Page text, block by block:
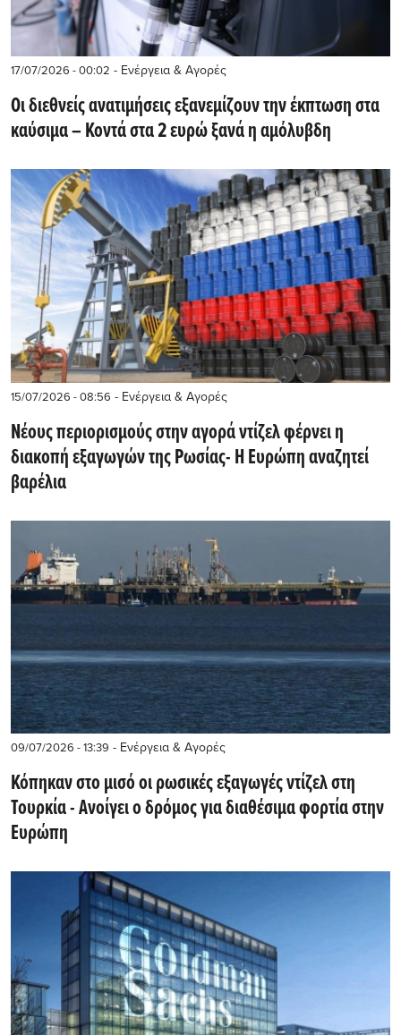
17/07/2026 - 00:02 - Ενέργεια & Αγορές
Οι διεθνείς ανατιμήσεις εξανεμίζουν την έκπτωση στα
καύσιμα – Κοντά στα 2 ευρώ ξανά η αμόλυβδη
15/07/2026 - 08:56 - Ενέργεια & Αγορές
Νέους περιορισμούς στην αγορά ντίζελ φέρνει η
διακοπή εξαγωγών της Ρωσίας- Η Ευρώπη αναζητεί
βαρέλια
09/07/2026 - 13:39 - Ενέργεια & Αγορές
Κόπηκαν στο μισό οι ρωσικές εξαγωγές ντίζελ στη
Τουρκία - Aνοίγει ο δρόμος για διαθέσιμα φορτία στην
Ευρώπη